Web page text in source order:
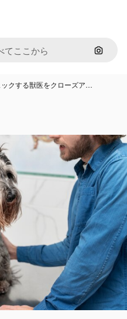
画像で
クする獣医をクローズア…